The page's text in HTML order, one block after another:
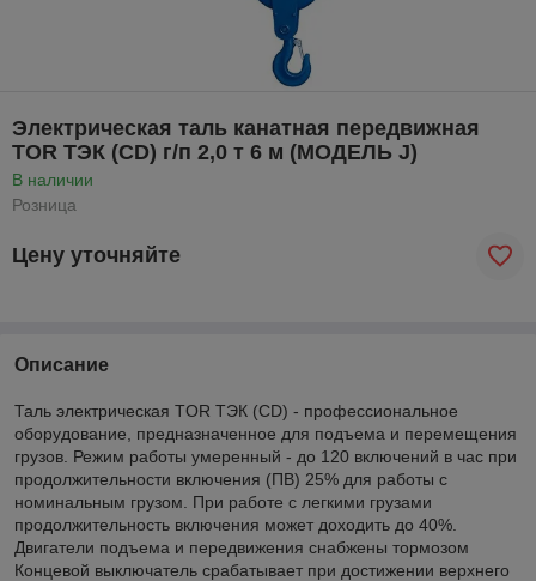
Электрическая таль канатная передвижная
TOR ТЭК (CD) г/п 2,0 т 6 м (МОДЕЛЬ J)
В наличии
Розница
Цену уточняйте
Описание
Таль электрическая TOR ТЭК (CD) - профессиональное
оборудование, предназначенное для подъема и перемещения
грузов. Режим работы умеренный - до 120 включений в час при
продолжительности включения (ПВ) 25% для работы с
номинальным грузом. При работе с легкими грузами
продолжительность включения может доходить до 40%.
Двигатели подъема и передвижения снабжены тормозом
Концевой выключатель срабатывает при достижении верхнего